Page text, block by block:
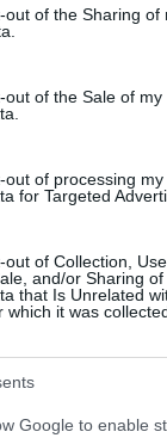
visit or usage
to Google and
below specified
out of the Sharing of
out of the Sale of my
out of processing my
for Targeted
of Collection, Use,
and/or Sharing of
that Is Unrelated
which it was
Google to enable
renovar tu
buscados